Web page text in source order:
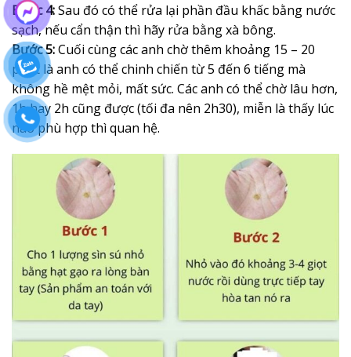
Bước 4:Sau đó có thể rửa lại phần đầu khấc bằng nước
sạch, nếu cẩn thận thì hãy rửa bằng xà bông.
Bước 5:Cuối cùng các anh chờ thêm khoảng 15 – 20
phút là anh có thể chinh chiến từ 5 đến 6 tiếng mà
không hề mệt mỏi, mất sức. Các anh có thể chờ lâu hơn,
1h hay 2h cũng được (tối đa nên 2h30), miễn là thấy lúc
nào phù hợp thì quan hệ.